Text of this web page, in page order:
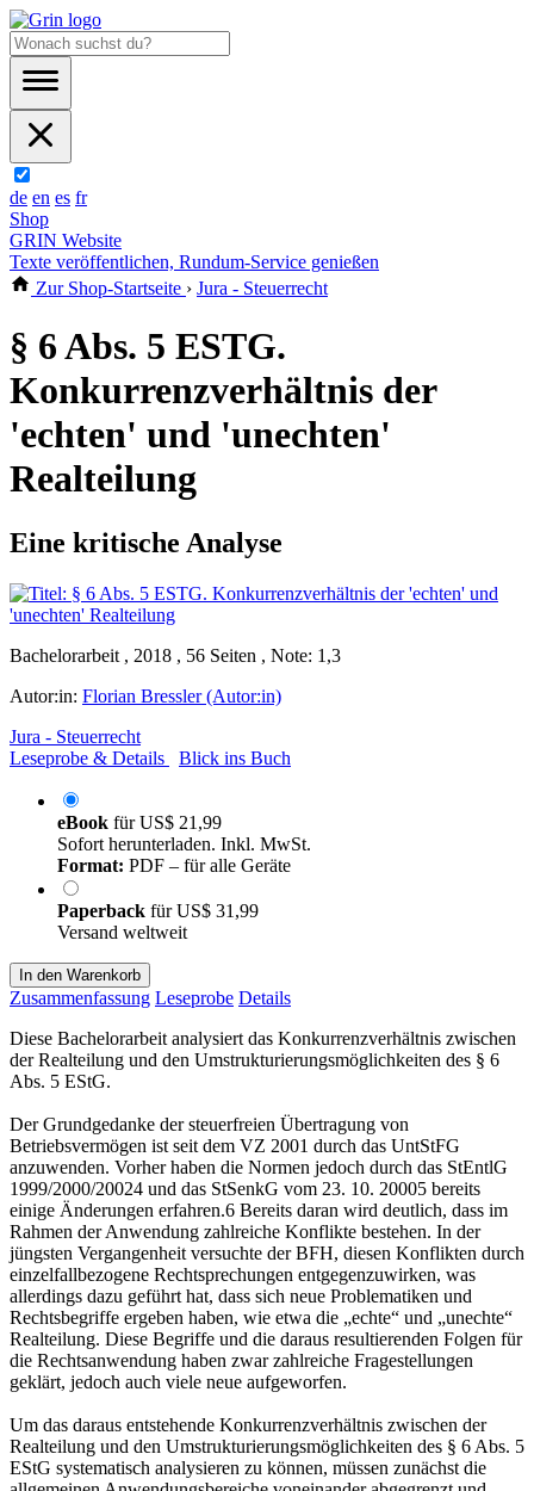
de en es fr
Shop
GRIN Website
Texte veröffentlichen, Rundum-Service genießen
Zur Shop-Startseite › Jura - Steuerrecht
§ 6 Abs. 5 ESTG.
Konkurrenzverhältnis der
'echten' und 'unechten'
Realteilung
Eine kritische Analyse
Bachelorarbeit , 2018 , 56 Seiten , Note: 1,3
Autor:in: Florian Bressler (Autor:in)
Jura - Steuerrecht
Leseprobe & Details
Blick ins Buch
eBook fürUS$ 21,99
Sofort herunterladen. Inkl. MwSt.
Format: PDF – für alle Geräte
Paperback fürUS$ 31,99
Versand weltweit
In den Warenkorb
Zusammenfassung Leseprobe Details
Diese Bachelorarbeit analysiert das Konkurrenzverhältnis zwischen
der Realteilung und den Umstrukturierungsmöglichkeiten des § 6
Abs. 5 EStG.
Der Grundgedanke der steuerfreien Übertragung von
Betriebsvermögen ist seit dem VZ 2001 durch das UntStFG
anzuwenden. Vorher haben die Normen jedoch durch das StEntlG
1999/2000/20024 und das StSenkG vom 23. 10. 20005 bereits
einige Änderungen erfahren.6 Bereits daran wird deutlich, dass im
Rahmen der Anwendung zahlreiche Konflikte bestehen. In der
jüngsten Vergangenheit versuchte der BFH, diesen Konflikten durch
einzelfallbezogene Rechtsprechungen entgegenzuwirken, was
allerdings dazu geführt hat, dass sich neue Problematiken und
Rechtsbegriffe ergeben haben, wie etwa die „echte“ und „unechte“
Realteilung. Diese Begriffe und die daraus resultierenden Folgen für
die Rechtsanwendung haben zwar zahlreiche Fragestellungen
geklärt, jedoch auch viele neue aufgeworfen.
Um das daraus entstehende Konkurrenzverhältnis zwischen der
Realteilung und den Umstrukturierungsmöglichkeiten des § 6 Abs. 5
EStG systematisch analysieren zu können, müssen zunächst die